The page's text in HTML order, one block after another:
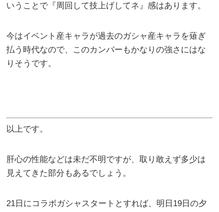
いうことで『周回して技上げしてネ』感はあります。
今はイベント産キャラが過去のガシャ産キャラを薙ぎ
払う時代なので、このカンバーもかなりの強さにはな
りそうです。
以上です。
肝心の性能などは未だ不明ですが、取り敢えず多少は
見えてきた部分もあるでしょう。
21日にコラボガシャスタートとすれば、明日19日の夕